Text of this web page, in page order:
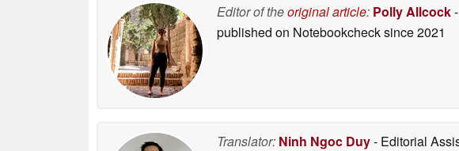
Editor of theoriginal article: Polly Allcock
published on Notebookchecksince 2021
Translator: Ninh Ngoc Duy- Editorial